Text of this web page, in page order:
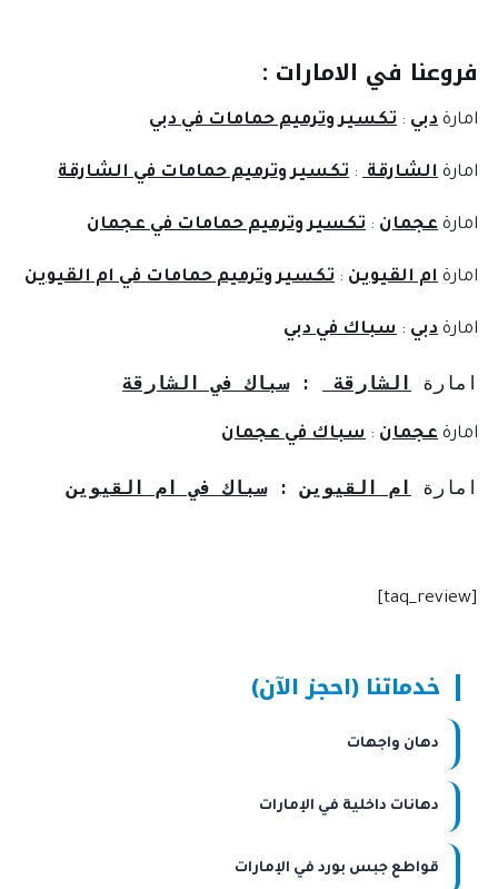
فروعنا في الامارات :
امارة دبي : تكسير وترميم حمامات في دبي
امارة الشارقة : تكسير وترميم حمامات في الشارقة
امارة عجمان : تكسير وترميم حمامات في عجمان
امارة ام القيوين : تكسير وترميم حمامات في ام القيوين
امارة دبي : سباك في دبي
امارة الشارقة : سباك في الشارقة
امارة عجمان : سباك في عجمان
امارة ام القيوين : سباك في ام القيوين
[taq_review]
خدماتنا (احجز الآن)
دهان واجهات
دهانات داخلية في الإمارات
قواطع جبس بورد في الإمارات